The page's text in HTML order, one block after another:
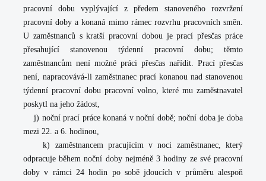
pracovní dobu vyplývající z předem stanoveného rozvržení
pracovní doby a konaná mimo rámec rozvrhu pracovních směn.
U zaměstnanců s kratší pracovní dobou je prací přesčas práce
přesahující stanovenou týdenní pracovní dobu; těmto
zaměstnancům není možné práci přesčas nařídit. Prací přesčas
není, napracovává-li zaměstnanec prací konanou nad stanovenou
týdenní pracovní dobu pracovní volno, které mu zaměstnavatel
poskytl na jeho žádost,
j) noční prací práce konaná v noční době; noční doba je doba
mezi 22. a 6. hodinou,
k) zaměstnancem pracujícím v noci zaměstnanec, který
odpracuje během noční doby nejméně 3 hodiny ze své pracovní
doby v rámci 24 hodin po sobě jdoucích v průměru alespoň